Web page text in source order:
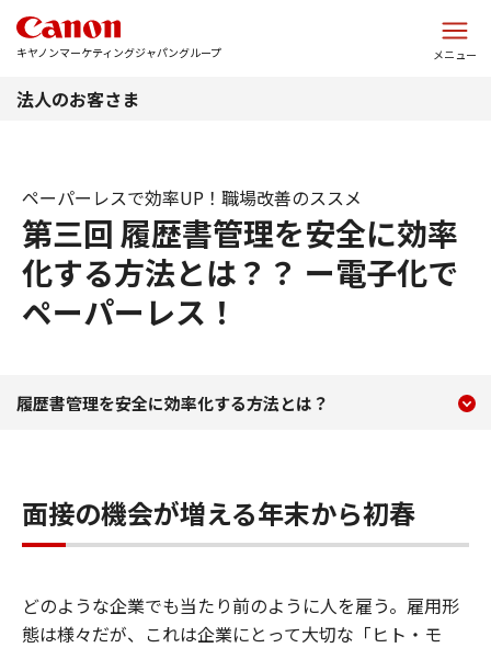
キヤノンマーケティングジャパングループ メニュー
法人のお客さま
第三回 履歴書管理を安全に効率
化する方法とは？？ ー電子化で
ペーパーレス！
ペーパーレスで効率UP！職場改善のススメ
ペーパーレスで効率UP！
履歴書管理を安全に効率化する方法とは？コンテンツメニュー
面接の機会が増える年末から初春
どのような企業でも当たり前のように人を雇う。雇用形
態は様々だが、これは企業にとって大切な「ヒト・モ